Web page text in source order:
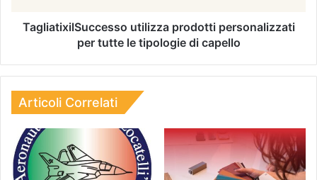
TagliatixilSuccesso utilizza prodotti personalizzati
per tutte le tipologie di capello
Articoli Correlati